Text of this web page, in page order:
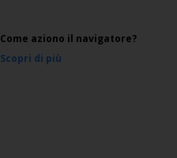
Come aziono il navigatore?
Scopri di più